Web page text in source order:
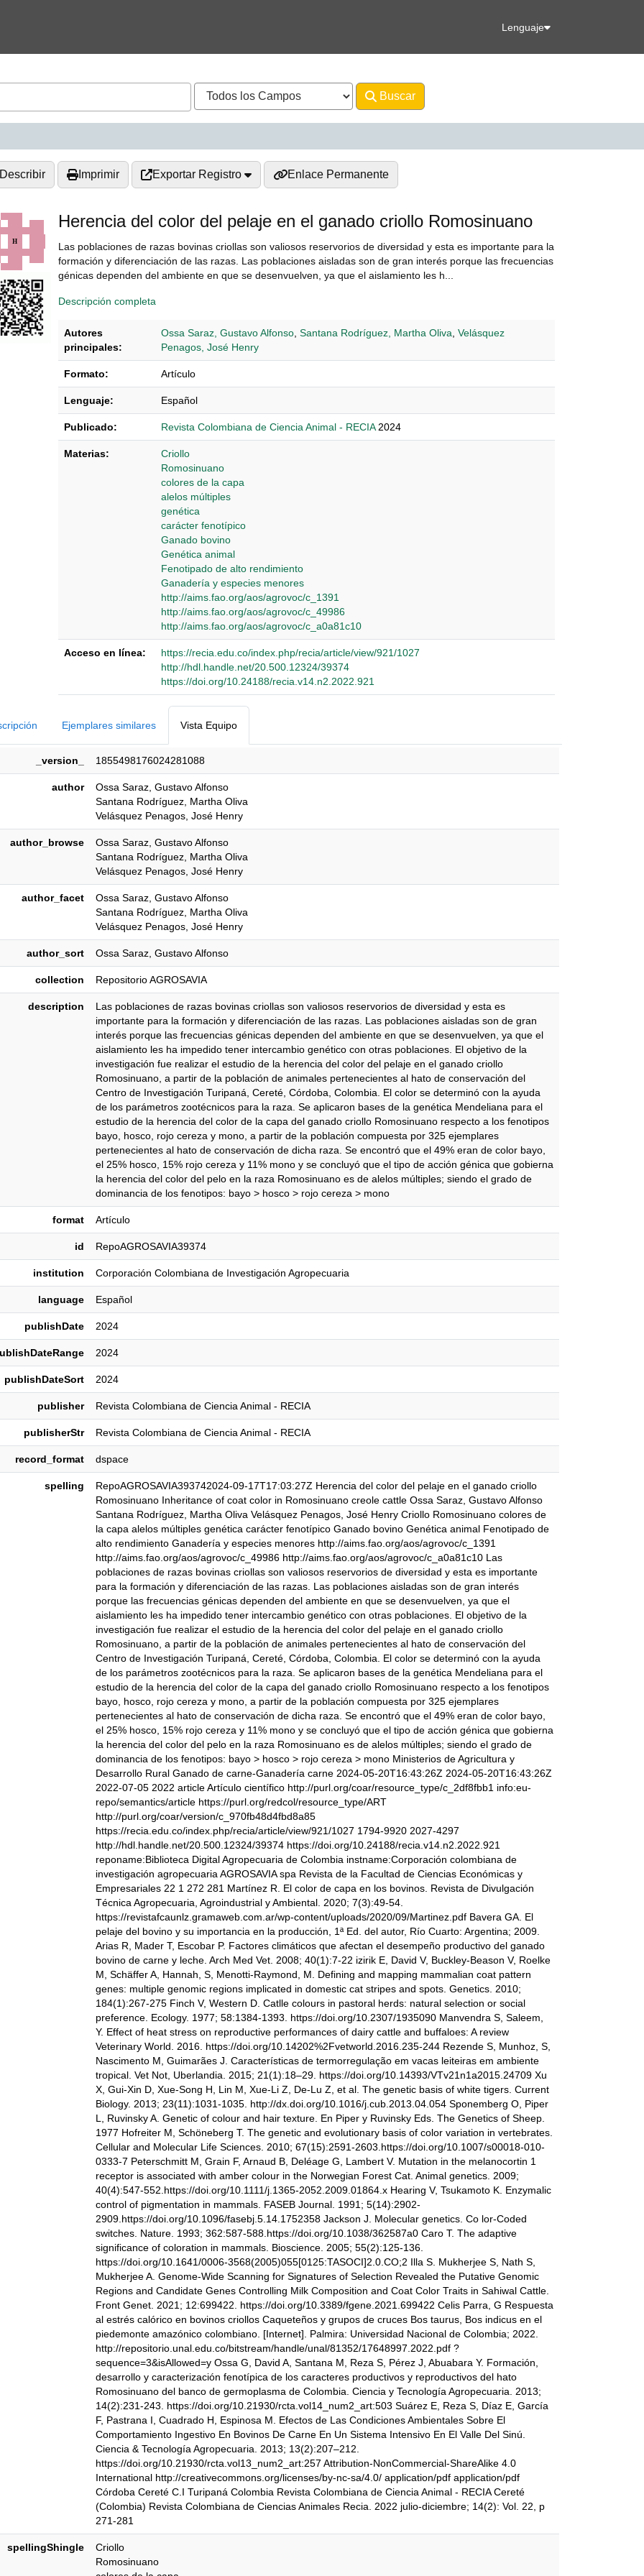
Lenguaje
Buscar
Describir Imprimir Exportar Registro Enlace Permanente
Herencia del color del pelaje en el ganado criollo Romosinuano
Las poblaciones de razas bovinas criollas son valiosos reservorios de diversidad y esta es importante para la
formación y diferenciación de las razas. Las poblaciones aisladas son de gran interés porque las frecuencias
génicas dependen del ambiente en que se desenvuelven, ya que el aislamiento les h...
Descripción completa
Autores
principales:
Ossa Saraz, Gustavo Alfonso, Santana Rodríguez, Martha Oliva, Velásquez
Penagos, José Henry
Formato: Artículo
Lenguaje: Español
Publicado: Revista Colombiana de Ciencia Animal - RECIA 2024
Materias:
Criollo
Romosinuano
colores de la capa
alelos múltiples
genética
carácter fenotípico
Ganado bovino
Genética animal
Fenotipado de alto rendimiento
Ganadería y especies menores
http://aims.fao.org/aos/agrovoc/c_1391
http://aims.fao.org/aos/agrovoc/c_49986
http://aims.fao.org/aos/agrovoc/c_a0a81c10
Acceso en línea:
https://recia.edu.co/index.php/recia/article/view/921/1027
http://hdl.handle.net/20.500.12324/39374
https://doi.org/10.24188/recia.v14.n2.2022.921
Ejemplares similares Vista Equipo
_version_ 1855498176024281088
author
Ossa Saraz, Gustavo Alfonso
Santana Rodríguez, Martha Oliva
Velásquez Penagos, José Henry
author_browse
Ossa Saraz, Gustavo Alfonso
Santana Rodríguez, Martha Oliva
Velásquez Penagos, José Henry
author_facet
Ossa Saraz, Gustavo Alfonso
Santana Rodríguez, Martha Oliva
Velásquez Penagos, José Henry
author_sort Ossa Saraz, Gustavo Alfonso
collection Repositorio AGROSAVIA
description
Las poblaciones de razas bovinas criollas son valiosos reservorios de diversidad y esta es
importante para la formación y diferenciación de las razas. Las poblaciones aisladas son de gran
interés porque las frecuencias génicas dependen del ambiente en que se desenvuelven, ya que el
aislamiento les ha impedido tener intercambio genético con otras poblaciones. El objetivo de la
investigación fue realizar el estudio de la herencia del color del pelaje en el ganado criollo
Romosinuano, a partir de la población de animales pertenecientes al hato de conservación del
Centro de Investigación Turipaná, Cereté, Córdoba, Colombia. El color se determinó con la ayuda
de los parámetros zootécnicos para la raza. Se aplicaron bases de la genética Mendeliana para el
estudio de la herencia del color de la capa del ganado criollo Romosinuano respecto a los fenotipos
bayo, hosco, rojo cereza y mono, a partir de la población compuesta por 325 ejemplares
pertenecientes al hato de conservación de dicha raza. Se encontró que el 49% eran de color bayo,
el 25% hosco, 15% rojo cereza y 11% mono y se concluyó que el tipo de acción génica que gobierna
la herencia del color del pelo en la raza Romosinuano es de alelos múltiples; siendo el grado de
dominancia de los fenotipos: bayo > hosco > rojo cereza > mono
format Artículo
id RepoAGROSAVIA39374
institution Corporación Colombiana de Investigación Agropecuaria
language Español
publishDate 2024
2024
publishDateSort 2024
publisher Revista Colombiana de Ciencia Animal - RECIA
publisherStr Revista Colombiana de Ciencia Animal - RECIA
record_format dspace
spelling
RepoAGROSAVIA393742024-09-17T17:03:27Z Herencia del color del pelaje en el ganado criollo
Romosinuano Inheritance of coat color in Romosinuano creole cattle Ossa Saraz, Gustavo Alfonso
Santana Rodríguez, Martha Oliva Velásquez Penagos, José Henry Criollo Romosinuano colores de
la capa alelos múltiples genética carácter fenotípico Ganado bovino Genética animal Fenotipado de
alto rendimiento Ganadería y especies menores http://aims.fao.org/aos/agrovoc/c_1391
http://aims.fao.org/aos/agrovoc/c_49986 http://aims.fao.org/aos/agrovoc/c_a0a81c10 Las
poblaciones de razas bovinas criollas son valiosos reservorios de diversidad y esta es importante
para la formación y diferenciación de las razas. Las poblaciones aisladas son de gran interés
porque las frecuencias génicas dependen del ambiente en que se desenvuelven, ya que el
aislamiento les ha impedido tener intercambio genético con otras poblaciones. El objetivo de la
investigación fue realizar el estudio de la herencia del color del pelaje en el ganado criollo
Romosinuano, a partir de la población de animales pertenecientes al hato de conservación del
Centro de Investigación Turipaná, Cereté, Córdoba, Colombia. El color se determinó con la ayuda
de los parámetros zootécnicos para la raza. Se aplicaron bases de la genética Mendeliana para el
estudio de la herencia del color de la capa del ganado criollo Romosinuano respecto a los fenotipos
bayo, hosco, rojo cereza y mono, a partir de la población compuesta por 325 ejemplares
pertenecientes al hato de conservación de dicha raza. Se encontró que el 49% eran de color bayo,
el 25% hosco, 15% rojo cereza y 11% mono y se concluyó que el tipo de acción génica que gobierna
la herencia del color del pelo en la raza Romosinuano es de alelos múltiples; siendo el grado de
dominancia de los fenotipos: bayo > hosco > rojo cereza > mono Ministerios de Agricultura y
Desarrollo Rural Ganado de carne-Ganadería carne 2024-05-20T16:43:26Z 2024-05-20T16:43:26Z
2022-07-05 2022 article Artículo científico http://purl.org/coar/resource_type/c_2df8fbb1 info:eu-
repo/semantics/article https://purl.org/redcol/resource_type/ART
http://purl.org/coar/version/c_970fb48d4fbd8a85
https://recia.edu.co/index.php/recia/article/view/921/1027 1794-9920 2027-4297
http://hdl.handle.net/20.500.12324/39374 https://doi.org/10.24188/recia.v14.n2.2022.921
reponame:Biblioteca Digital Agropecuaria de Colombia instname:Corporación colombiana de
investigación agropecuaria AGROSAVIA spa Revista de la Facultad de Ciencias Económicas y
Empresariales 22 1 272 281 Martínez R. El color de capa en los bovinos. Revista de Divulgación
Técnica Agropecuaria, Agroindustrial y Ambiental. 2020; 7(3):49-54.
https://revistafcaunlz.gramaweb.com.ar/wp-content/uploads/2020/09/Martinez.pdf Bavera GA. El
pelaje del bovino y su importancia en la producción, 1ª Ed. del autor, Río Cuarto: Argentina; 2009.
Arias R, Mader T, Escobar P. Factores climáticos que afectan el desempeño productivo del ganado
bovino de carne y leche. Arch Med Vet. 2008; 40(1):7-22 izirik E, David V, Buckley-Beason V, Roelke
M, Schäffer A, Hannah, S, Menotti-Raymond, M. Defining and mapping mammalian coat pattern
genes: multiple genomic regions implicated in domestic cat stripes and spots. Genetics. 2010;
184(1):267-275 Finch V, Western D. Catlle colours in pastoral herds: natural selection or social
preference. Ecology. 1977; 58:1384-1393. https://doi.org/10.2307/1935090 Manvendra S, Saleem,
Y. Effect of heat stress on reproductive performances of dairy cattle and buffaloes: A review
Veterinary World. 2016. https://doi.org/10.14202%2Fvetworld.2016.235-244 Rezende S, Munhoz, S,
Nascimento M, Guimarães J. Características de termorregulação em vacas leiteiras em ambiente
tropical. Vet Not, Uberlandia. 2015; 21(1):18–29. https://doi.org/10.14393/VTv21n1a2015.24709 Xu
X, Gui-Xin D, Xue-Song H, Lin M, Xue-Li Z, De-Lu Z, et al. The genetic basis of white tigers. Current
Biology. 2013; 23(11):1031-1035. http://dx.doi.org/10.1016/j.cub.2013.04.054 Sponemberg O, Piper
L, Ruvinsky A. Genetic of colour and hair texture. En Piper y Ruvinsky Eds. The Genetics of Sheep.
1977 Hofreiter M, Schöneberg T. The genetic and evolutionary basis of color variation in vertebrates.
Cellular and Molecular Life Sciences. 2010; 67(15):2591-2603.https://doi.org/10.1007/s00018-010-
0333-7 Peterschmitt M, Grain F, Arnaud B, Deléage G, Lambert V. Mutation in the melanocortin 1
receptor is associated with amber colour in the Norwegian Forest Cat. Animal genetics. 2009;
40(4):547-552.https://doi.org/10.1111/j.1365-2052.2009.01864.x Hearing V, Tsukamoto K. Enzymalic
control of pigmentation in mammals. FASEB Journal. 1991; 5(14):2902-
2909.https://doi.org/10.1096/fasebj.5.14.1752358 Jackson J. Molecular genetics. Co lor-Coded
switches. Nature. 1993; 362:587-588.https://doi.org/10.1038/362587a0 Caro T. The adaptive
significance of coloration in mammals. Bioscience. 2005; 55(2):125-136.
https://doi.org/10.1641/0006-3568(2005)055[0125:TASOCI]2.0.CO;2 Illa S. Mukherjee S, Nath S,
Mukherjee A. Genome-Wide Scanning for Signatures of Selection Revealed the Putative Genomic
Regions and Candidate Genes Controlling Milk Composition and Coat Color Traits in Sahiwal Cattle.
Front Genet. 2021; 12:699422. https://doi.org/10.3389/fgene.2021.699422 Celis Parra, G Respuesta
al estrés calórico en bovinos criollos Caqueteños y grupos de cruces Bos taurus, Bos indicus en el
piedemonte amazónico colombiano. [Internet]. Palmira: Universidad Nacional de Colombia; 2022.
http://repositorio.unal.edu.co/bitstream/handle/unal/81352/17648997.2022.pdf ?
sequence=3&isAllowed=y Ossa G, David A, Santana M, Reza S, Pérez J, Abuabara Y. Formación,
desarrollo y caracterización fenotípica de los caracteres productivos y reproductivos del hato
Romosinuano del banco de germoplasma de Colombia. Ciencia y Tecnología Agropecuaria. 2013;
14(2):231-243. https://doi.org/10.21930/rcta.vol14_num2_art:503 Suárez E, Reza S, Díaz E, García
F, Pastrana I, Cuadrado H, Espinosa M. Efectos de Las Condiciones Ambientales Sobre El
Comportamiento Ingestivo En Bovinos De Carne En Un Sistema Intensivo En El Valle Del Sinú.
Ciencia & Tecnología Agropecuaria. 2013; 13(2):207–212.
https://doi.org/10.21930/rcta.vol13_num2_art:257 Attribution-NonCommercial-ShareAlike 4.0
International http://creativecommons.org/licenses/by-nc-sa/4.0/ application/pdf application/pdf
Córdoba Cereté C.I Turipaná Colombia Revista Colombiana de Ciencia Animal - RECIA Cereté
(Colombia) Revista Colombiana de Ciencias Animales Recia. 2022 julio-diciembre; 14(2): Vol. 22, p
271-281
spellingShingle
Criollo
Romosinuano